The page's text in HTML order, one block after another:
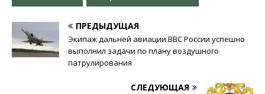
ПРЕДЫДУЩАЯ
Экипаж дальней авиации ВВС России успешно
выполнил задачи по плану воздушного
патрулирования
СЛЕДУЮЩАЯ